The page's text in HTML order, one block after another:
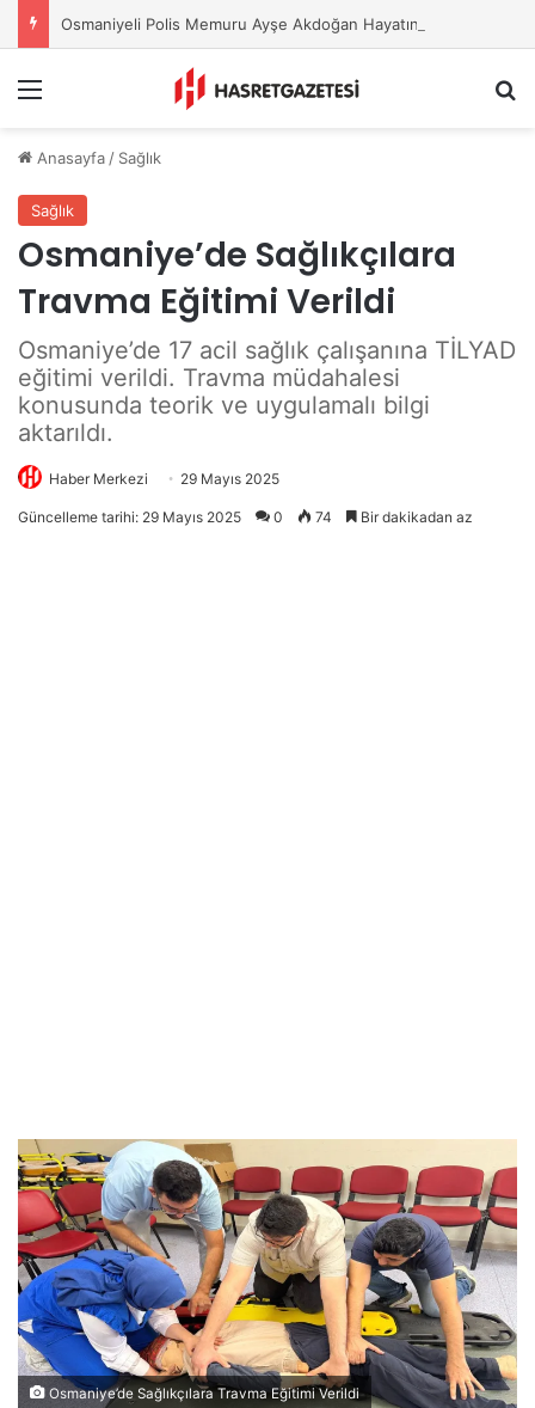
Osmaniyeli Polis Memuru Ayşe Akdoğan Hayatını Kaybetti
Anasayfa / Sağlık
Sağlık
Osmaniye’de Sağlıkçılara
Travma Eğitimi Verildi
Osmaniye’de 17 acil sağlık çalışanına TİLYAD
eğitimi verildi. Travma müdahalesi
konusunda teorik ve uygulamalı bilgi
aktarıldı.
Haber Merkezi 29 Mayıs 2025
Güncelleme tarihi: 29 Mayıs 2025 0 74 Bir dakikadan az
Osmaniye’de Sağlıkçılara Travma Eğitimi Verildi